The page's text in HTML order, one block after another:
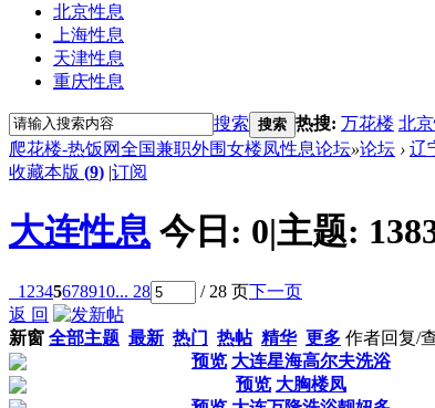
北京性息
上海性息
天津性息
重庆性息
搜索 搜索 热搜: 万花楼 北
爬花楼-热饭网全国兼职外围女楼凤性息论坛»论坛 › 辽
收藏本版 (9) |订阅
大连性息 今日: 0|主题:
1 2345678910... 28 / 28 页下一页
返 回
新窗 全部主题 最新 热门 热帖 精华 更多 作者回复/
预览 大连星海高尔夫洗浴
预览 大胸楼凤